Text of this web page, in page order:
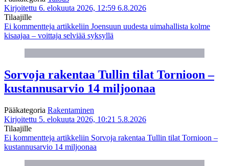
Kirjoitettu 6. elokuuta 2026, 12:59 6.8.2026
Tilaajille
Ei kommentteja artikkeliin Joensuun uudesta uimahallista kolme
kisaajaa – voittaja selviää syksyllä
Sorvoja rakentaa Tullin tilat Tornioon –
kustannusarvio 14 miljoonaa
Pääkategoria Rakentaminen
Kirjoitettu 5. elokuuta 2026, 10:21 5.8.2026
Tilaajille
Ei kommentteja artikkeliin Sorvoja rakentaa Tullin tilat Tornioon –
kustannusarvio 14 miljoonaa